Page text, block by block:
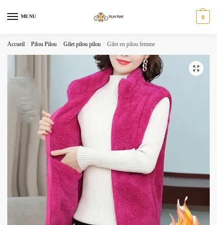
MENU 0
Accueil / Pilou Pilou / Gilet pilou pilou / Gilet en pilou femme